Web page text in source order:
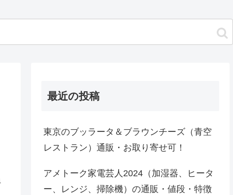
最近の投稿
東京のブッラータ＆ブラウンチーズ（青空
レストラン）通販・お取り寄せ可！
アメトーク家電芸人2024（加湿器、ヒータ
ー、レンジ、掃除機）の通販・値段・特徴